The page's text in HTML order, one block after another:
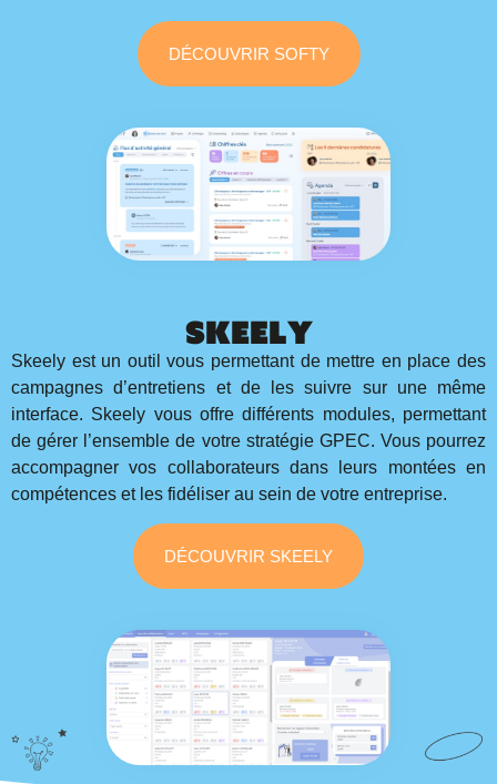
DÉCOUVRIR SOFTY
Skeely
Skeely est un outil vous permettant de mettre en place des
campagnes d’entretiens et de les suivre sur une même
interface. Skeely vous offre différents modules, permettant
de gérer l’ensemble de votre stratégie GPEC. Vous pourrez
accompagner vos collaborateurs dans leurs montées en
compétences et les fidéliser au sein de votre entreprise.
DÉCOUVRIR SKEELY